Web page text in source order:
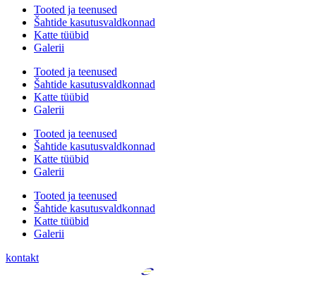
Tooted ja teenused
Šahtide kasutusvaldkonnad
Katte tüübid
Galerii
Tooted ja teenused
Šahtide kasutusvaldkonnad
Katte tüübid
Galerii
Tooted ja teenused
Šahtide kasutusvaldkonnad
Katte tüübid
Galerii
Tooted ja teenused
Šahtide kasutusvaldkonnad
Katte tüübid
Galerii
kontakt